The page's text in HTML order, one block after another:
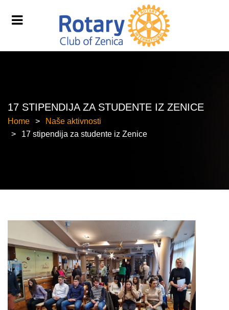
17 STIPENDIJA ZA STUDENTE IZ ZENICE
Home
Naše aktivnosti
17 stipendija za studente iz Zenice